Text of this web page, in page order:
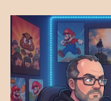
nos agregan a sus
comentarios en las
https://x.com/
https://
https://